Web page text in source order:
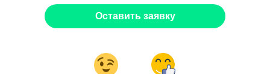
Оставить заявку